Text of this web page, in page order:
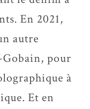
En 2021,
autre
pour
à
Et en